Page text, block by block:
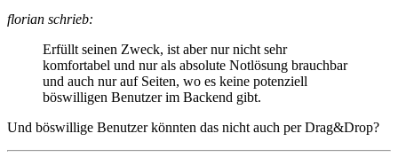
florian schrieb:
Erfüllt seinen Zweck, ist aber nur nicht sehr
komfortabel und nur als absolute Notlösung brauchbar
und auch nur auf Seiten, wo es keine potenziell
böswilligen Benutzer im Backend gibt.
Und böswillige Benutzer könnten das nicht auch per Drag&Drop?